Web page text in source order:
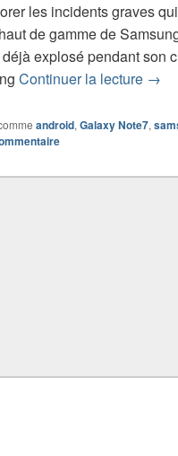
les incidents graves
de gamme de
explosé pendant son
Continuer la lecture →
android, Galaxy Note7,